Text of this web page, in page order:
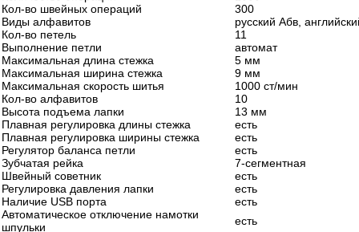
Кол-во швейных операций
300
Виды алфавитов
русский Абв,
Кол-во петель
11
Выполнение петли
автомат
Максимальная длина стежка
5 мм
Максимальная ширина стежка
9 мм
Максимальная скорость шитья
1000 ст/мин
Кол-во алфавитов
10
Высота подъема лапки
13 мм
Плавная регулировка длины стежка
есть
Плавная регулировка ширины стежка
есть
Регулятор баланса петли
есть
Зубчатая рейка
7-сегментная
Швейный советник
есть
Регулировка давления лапки
есть
Наличие USB порта
есть
Автоматическое отключение намотки
шпульки
есть